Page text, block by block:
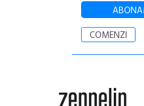
COMENZI